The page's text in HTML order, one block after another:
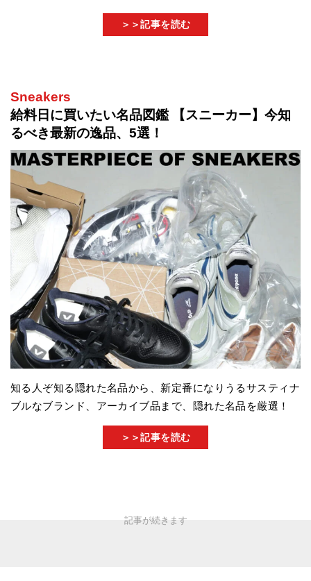
＞＞記事を読む
Sneakers
給料日に買いたい名品図鑑 【スニーカー】今知
るべき最新の逸品、5選！
知る人ぞ知る隠れた名品から、新定番になりうるサスティナ
ブルなブランド、アーカイブ品まで、隠れた名品を厳選！
＞＞記事を読む